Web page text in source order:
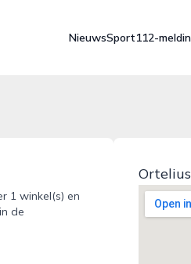
NieuwsSport112-
1 winkel(s) en
de